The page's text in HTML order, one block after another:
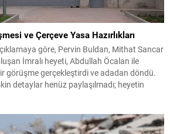
ve Çerçeve Yasa Hazırlıkları
göre, Pervin Buldan, Mithat Sancar
İmralı heyeti, Abdullah Öcalan ile
görüşme gerçekleştirdi ve adadan döndü.
detaylar henüz paylaşılmadı; heyetin
yapması bekleniyor. Çerçeve yasaya
Türkiye çerçevesinde...